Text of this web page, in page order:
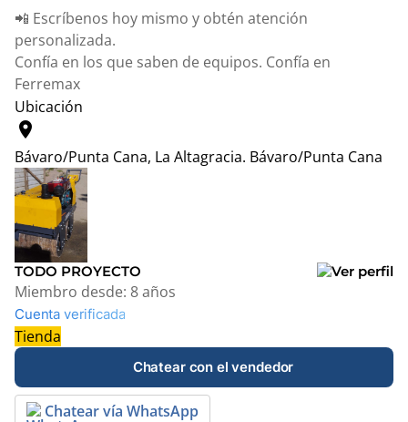
📲 Escríbenos hoy mismo y obtén atención
personalizada.
Confía en los que saben de equipos. Confía en
Ferremax
Ubicación
location_on
Bávaro/Punta Cana, La Altagracia. Bávaro/Punta Cana
+
−
Leaflet |© OpenStreetMap contributors
TODO PROYECTO
Miembro desde: 8 años
Cuenta verificada
Tienda
Chatear con el vendedor
Chatear vía WhatsApp